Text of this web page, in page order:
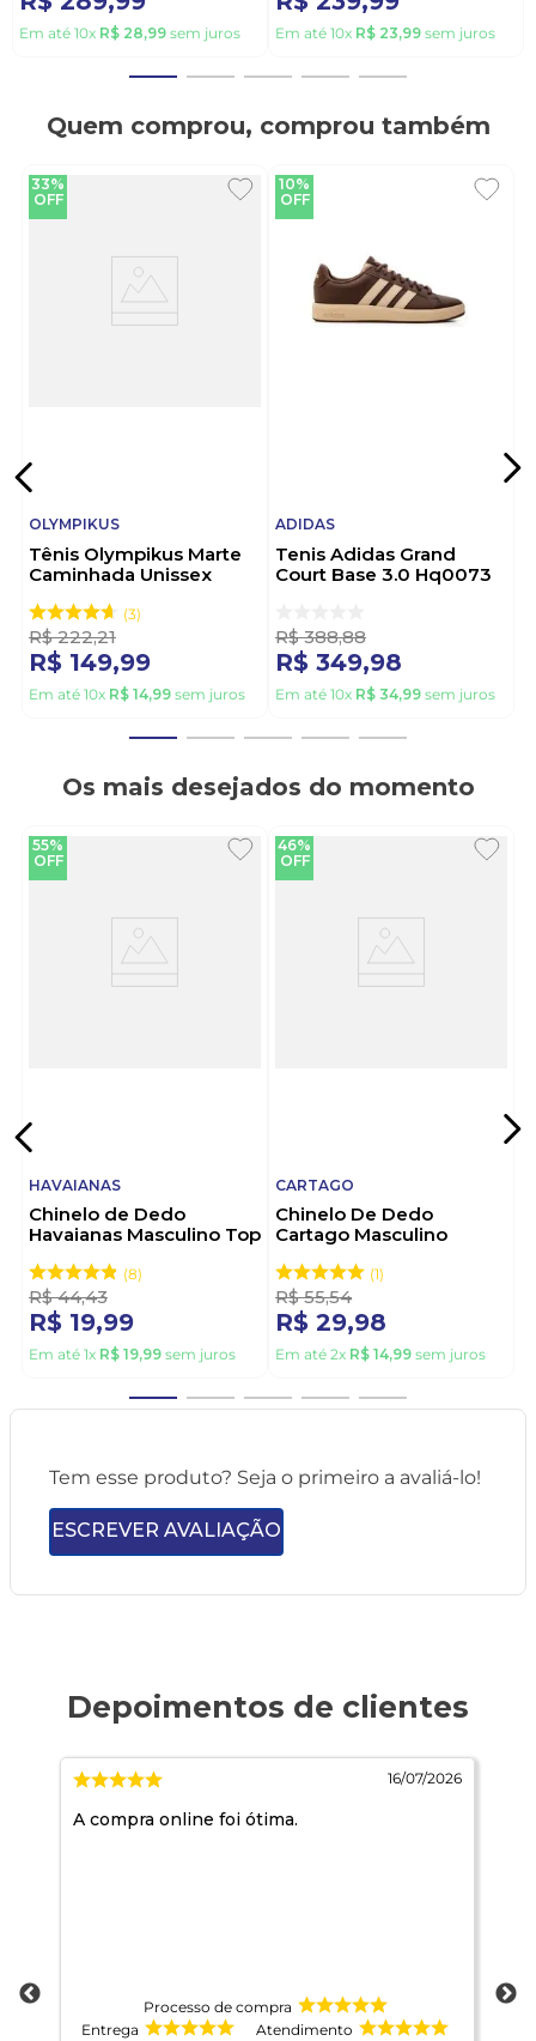
Em até 10x R$ 28,99 sem juros Em até 10x R$ 23,99 sem juros
Quem comprou, comprou também
33%
OFF
OLYMPIKUS
Tênis Olympikus Marte
Caminhada Unissex
3
R$ 222,21
R$ 149,99
Em até 10x R$ 14,99 sem juros
10%
OFF
ADIDAS
Tenis Adidas Grand
Court Base 3.0 Hq0073
R$ 388,88
R$ 349,98
Em até 10x R$ 34,99 sem juros
Os mais desejados do momento
55%
OFF
HAVAIANAS
Chinelo de Dedo
Havaianas Masculino Top
8
R$ 44,43
R$ 19,99
Em até 1x R$ 19,99 sem juros
46%
OFF
CARTAGO
Chinelo De Dedo
Cartago Masculino
Cinza
1
R$ 55,54
R$ 29,98
Em até 2x R$ 14,99 sem juros
Tem esse produto? Seja o primeiro a avaliá-lo!
ESCREVER AVALIAÇÃO
16/07/2026
A compra online foi ótima.
Processo de compra
Entrega
Atendimento